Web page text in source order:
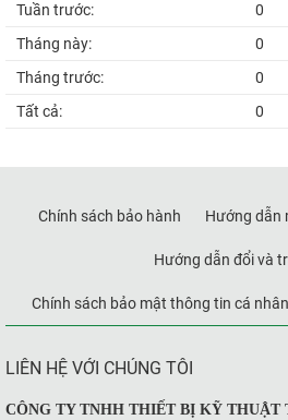
Tuần trước:
0
Tháng này:
0
Tháng trước:
0
Tất cả:
0
Chính sách bảo hành Hướng dẫn
Hướng dẫn đổi và
Chính sách bảo mật thông tin cá nhân
LIÊN HỆ VỚI CHÚNG TÔI
CÔNG TY TNHH THIẾT BỊ KỸ THUẬT